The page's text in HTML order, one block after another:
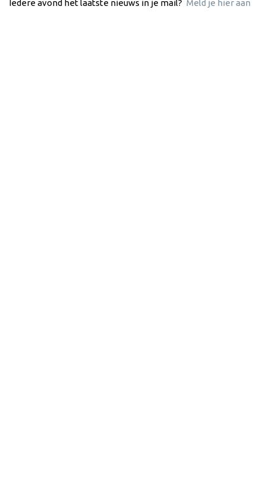
Iedere avond het laatste nieuws in je mail? Meld je hier aan